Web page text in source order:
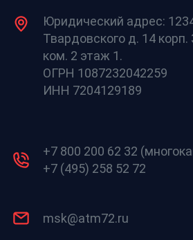
Юридический адрес:
Твардовского д. 14
ком. 2 этаж 1.
ОГРН 1087232042259
ИНН 7204129189
+7 800 200 62 32
+7 (495) 258 52 72
msk@atm72.ru